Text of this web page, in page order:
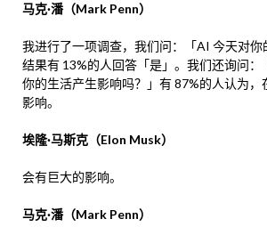
马克·潘（Mark Penn）
我进行了一项调查，我们问：「AI 今天对你
结果有 13%的人回答「是」。我们还询问
你的生活产生影响吗？」有 87%的人认为，
影响。
埃隆·马斯克（Elon Musk）
会有巨大的影响。
马克·潘（Mark Penn）